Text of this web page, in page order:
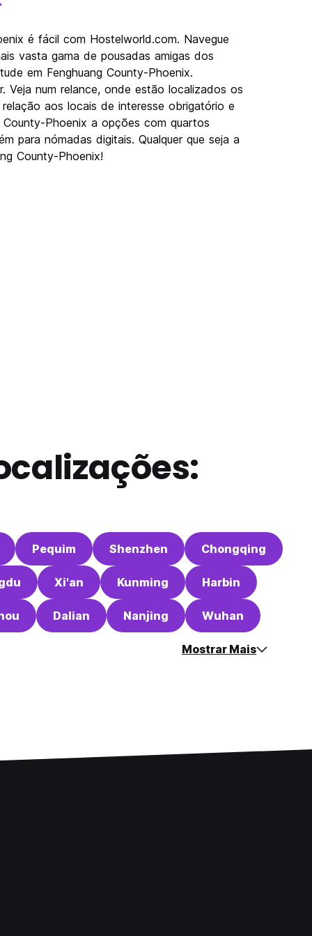
é fácil com Hostelworld.com. Navegue
vasta gama de pousadas amigas dos
em Fenghuang County-Phoenix.
Veja num relance, onde estão localizados os
aos locais de interesse obrigatório e
Phoenix a opções com quartos
para nómadas digitais. Qualquer que seja a
County-Phoenix!
Pequim Shenzhen Chongqing
Xi'an Kunming Harbin
Dalian Nanjing Wuhan
Mostrar Mais